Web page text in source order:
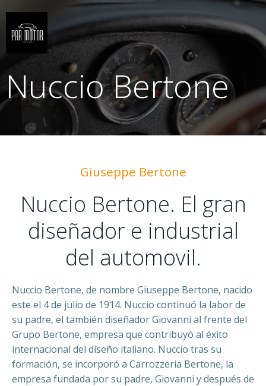
contenido
Nuccio Bertone
Giuseppe Bertone
Nuccio Bertone. El gran
diseñador e industrial
del automovil.
Nuccio Bertone, de nombre Giuseppe Bertone, nacido
este el 4 de julio de 1914. Nuccio continuó la labor de
su padre, el también diseñador Giovanni al frente del
Grupo Bertone, empresa que contribuyó al éxito
internacional del diseño italiano. Nuccio tras su
formación, se incorporó a Carrozzeria Bertone, la
empresa fundada por su padre, Giovanni y después de